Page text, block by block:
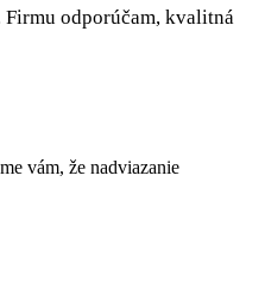
Firmu odporúčam, kvalitná
vám, že nadviazanie